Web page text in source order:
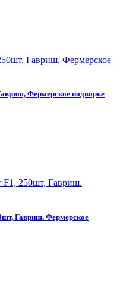
Фермерское подворье
Гавриш. Фермерское